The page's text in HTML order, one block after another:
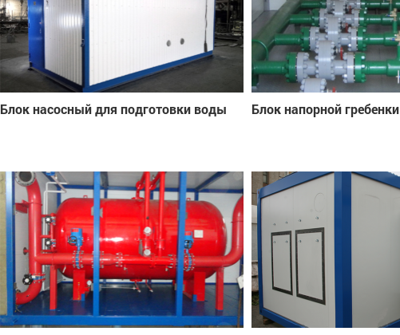
Блок насосный для подготовки воды Блок напорной гребенки